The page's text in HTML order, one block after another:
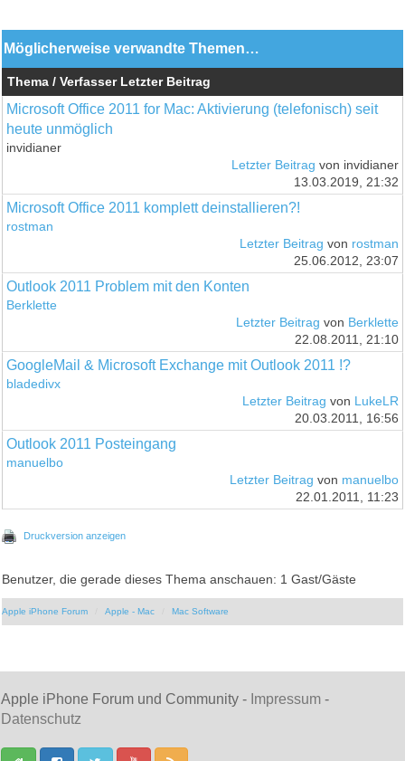
Möglicherweise verwandte Themen…
Thema / Verfasser Letzter Beitrag
Microsoft Office 2011 for Mac: Aktivierung (telefonisch) seit
heute unmöglich
invidianer
Letzter Beitrag von invidianer
13.03.2019, 21:32
Microsoft Office 2011 komplett deinstallieren?!
rostman
Letzter Beitrag von rostman
25.06.2012, 23:07
Outlook 2011 Problem mit den Konten
Berklette
Letzter Beitrag von Berklette
22.08.2011, 21:10
GoogleMail & Microsoft Exchange mit Outlook 2011 !?
bladedivx
Letzter Beitrag von LukeLR
20.03.2011, 16:56
Outlook 2011 Posteingang
manuelbo
Letzter Beitrag von manuelbo
22.01.2011, 11:23
Druckversion anzeigen
Benutzer, die gerade dieses Thema anschauen: 1 Gast/Gäste
Apple iPhone Forum Apple - Mac Mac Software
Apple iPhone Forum und Community - Impressum -
Datenschutz